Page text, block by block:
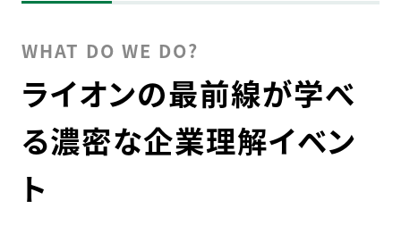
WHAT DO WE DO?
ライオンの最前線が学べ
る濃密な企業理解イベン
ト